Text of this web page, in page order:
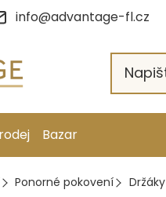
info@advantage-fl.cz
Bazar
Ponorné pokovení Držáky